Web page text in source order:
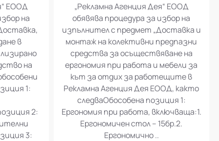
ЕООД
на
в
на
1:
2:
3:
„Рекламна Агенция Дея“ ЕООД
обявява процедура за избор на
изпълнител с предмет „Доставка и
монтаж на колективни предпазни
средства за осъществяване на
ергономия при работа и мебели за
кът за отдих за работещите в
Рекламна Агенция Дея ЕООД, както
следваОбособена позиция 1:
Ергономия при работа, включваща:1.
Ергономичен стол – 15бр.2.
Ергономично ..